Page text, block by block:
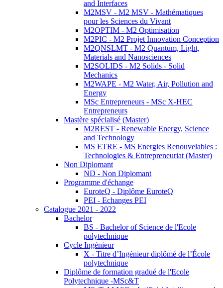
and Interfaces
M2MSV - M2 MSV - Mathématiques
pour les Sciences du Vivant
M2OPTIM - M2 Optimisation
M2PIC - M2 Projet Innovation Conception
M2QNSLMT - M2 Quantum, Light,
Materials and Nanosciences
M2SOLIDS - M2 Solids - Solid
Mechanics
M2WAPE - M2 Water, Air, Pollution and
Energy
MSc Entrepreneurs - MSc X-HEC
Entrepreneurs
Mastère spécialisé (Master)
M2REST - Renewable Energy, Science
and Technology
MS ETRE - MS Energies Renouvelables :
Technologies & Entrepreneuriat (Master)
Non Diplomant
ND - Non Diplomant
Programme d'échange
EuroteQ - Diplôme EuroteQ
PEI - Echanges PEI
Catalogue 2021 - 2022
Bachelor
BS - Bachelor of Science de l'Ecole
polytechnique
Cycle Ingénieur
X - Titre d’Ingénieur diplômé de l’École
polytechnique
Diplôme de formation gradué de l'Ecole
Polytechnique -MSc&T